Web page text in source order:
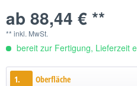
ab 88,44 € **
** inkl. MwSt.
bereit zur Fertigung, Lieferzeit
1. Oberfläche